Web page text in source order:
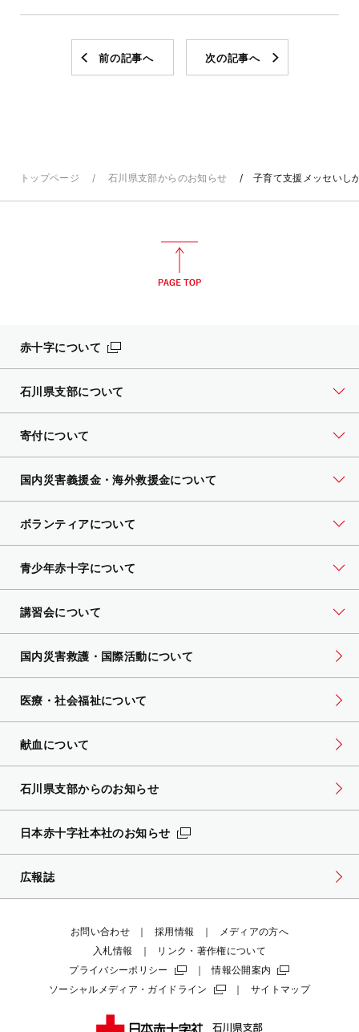
前の記事へ 次の記事へ
トップページ 石川県支部からのお知らせ 子育て支援メッセいし
赤十字について
石川県支部について
寄付について
国内災害義援金・海外救援金について
ボランティアについて
青少年赤十字について
講習会について
国内災害救護・国際活動について
医療・社会福祉について
献血について
石川県支部からのお知らせ
日本赤十字社本社のお知らせ
広報誌
お問い合わせ 採用情報
メディアの方へ
入札情報
リンク・著作権について
プライバシーポリシー
情報公開案内
ソーシャルメディア・ガイドライン
サイトマップ